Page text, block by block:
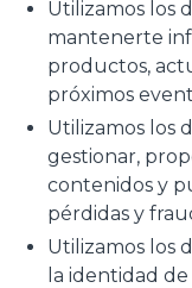
Utilizamos los
mantenerte
productos,
próximos
Utilizamos los
gestionar,
contenidos y
pérdidas y
Utilizamos los
la identidad